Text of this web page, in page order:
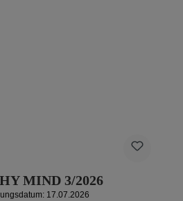
MIND 3/2026
17.07.2026